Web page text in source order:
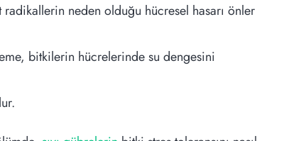
neden olduğu hücresel hasarı önler
bitkilerin hücrelerinde su dengesini